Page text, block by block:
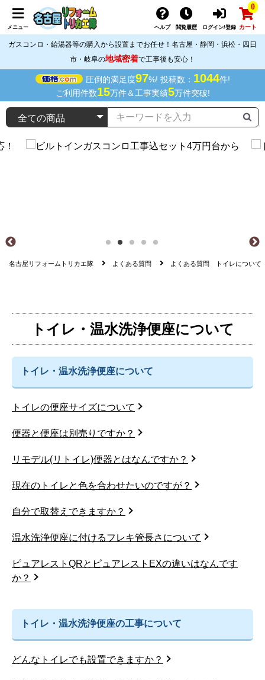
メニュー ヘルプ 閲覧履歴 ログイン/登録
0
カート
ガスコンロ・給湯器等の購入から設置までお任せ！名古屋・静岡・浜松・四日
市・岐阜の地域密着で工事後も安心！
圧倒的満足度97%! 投稿数： 1044件!
ご利用件数15万件＆工事実績5万件突破!
名古屋リフォームトリカエ隊 よくある質問 よくある質問 トイレについて
トイレ・温水洗浄便座について
トイレ・温水洗浄便座について
トイレの便座サイズについて
便器と便座は別売りですか？
リモデル(リトイレ)便器とはなんですか？
現在のトイレと色を合わせたいのですが？
自分で取替えできますか？
温水洗浄便座に付けるフレキ管長さについて
ピュアレストQRとピュアレストEXの違いはなんです
か？
トイレ・温水洗浄便座の工事について
どんなトイレでも設置できますか？